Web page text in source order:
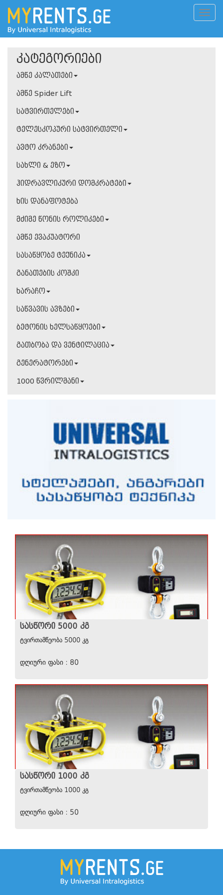
კატეგორიები
ამწე კალათები
ამწე Spider Lift
სატვირთელები
ტელესკოპური სატვირთელი
ავტო კრანები
სახლი & ეზო
ჰიდრავლიკური დომკრატები
ხის დანაფოტება
მძიმე წონის როლიკები
ამწე ევაკუატორი
სასაწყობე ტექნიკა
განათების კოშკი
ხარაჩო
საწვავის ავზები
ბეტონის ხელსაწყოები
გათბობა და ვენტილაცია
გენერატორები
1000 წვრილმანი
ᲡᲐᲡᲬᲝᲠᲘ 5000 ᲙᲒ
ტვირთამწეობა 5000 კგ
დღიური ფასი : 80
ᲡᲐᲡᲬᲝᲠᲘ 1000 ᲙᲒ
ტვირთამწეობა 1000 კგ
დღიური ფასი : 50